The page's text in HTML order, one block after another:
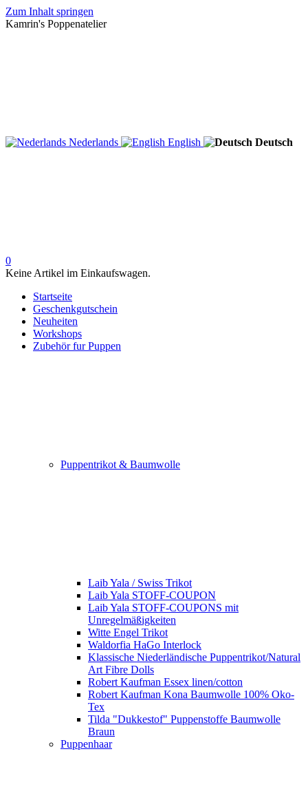
Zum Inhalt springen
Kamrin's Poppenatelier
Nederlands English Deutsch
0
Keine Artikel im Einkaufswagen.
Startseite
Geschenkgutschein
Neuheiten
Workshops
Zubehör fur Puppen
Puppentrikot & Baumwolle
Laib Yala / Swiss Trikot
Laib Yala STOFF-COUPON
Laib Yala STOFF-COUPONS mit
Unregelmäßigkeiten
Witte Engel Trikot
Waldorfia HaGo Interlock
Klassische Niederländische Puppentrikot/Natural
Art Fibre Dolls
Robert Kaufman Essex linen/cotton
Robert Kaufman Kona Baumwolle 100% Oko-
Tex
Tilda "Dukkestof" Puppenstoffe Baumwolle
Braun
Puppenhaar